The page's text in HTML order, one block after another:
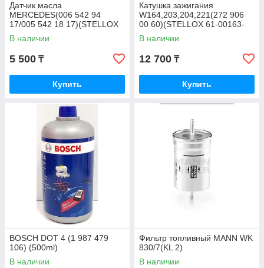
Датчик масла
MERCEDES(006 542 94
17/005 542 18 17)(STELLOX
06-08018-SX)
В наличии
5 500 ₸
Купить
Катушка зажигания
W164,203,204,221(272 906
00 60)(STELLOX 61-00163-
SX)
В наличии
12 700 ₸
Купить
BOSCH DOT 4 (1 987 479
106) (500ml)
В наличии
Фильтр топливный MANN WK
830/7(KL 2)
В наличии